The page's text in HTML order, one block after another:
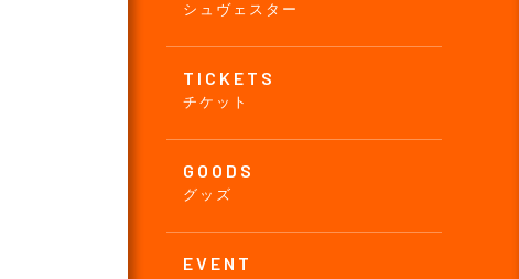
シュヴェスター
TICKETS
チケット
GOODS
グッズ
EVENT